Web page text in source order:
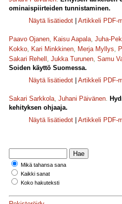
ominaispiirteiden tunnistaminen.
Näytä lisätiedot
Artikkeli PDF-
Paavo Ojanen, Kaisu Aapala, Juha-
Kokko, Kari Minkkinen, Merja Myllys,
Sakari Rehell , Jukka Turunen, Samu
Soiden käyttö Suomessa.
Näytä lisätiedot
Artikkeli PDF-
Sakari Sarkkola, Juhani Päivänen.
kehityksen ohjaaja.
Näytä lisätiedot
Artikkeli PDF-
Mikä tahansa sana
Kaikki sanat
Koko hakuteksti